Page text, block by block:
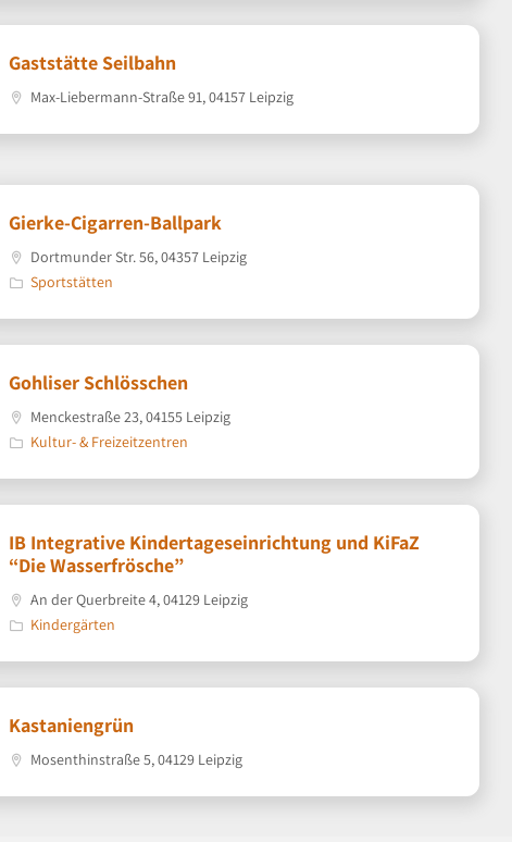
Gaststätte Seilbahn
Max-Liebermann-Straße 91, 04157 Leipzig
Gierke-Cigarren-Ballpark
Dortmunder Str. 56, 04357 Leipzig
Sportstätten
Gohliser Schlösschen
Menckestraße 23, 04155 Leipzig
Kultur- & Freizeitzentren
IB Integrative Kindertageseinrichtung und KiFaZ
“Die Wasserfrösche”
An der Querbreite 4, 04129 Leipzig
Kindergärten
Kastaniengrün
Mosenthinstraße 5, 04129 Leipzig